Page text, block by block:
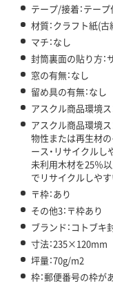
テープ/接着：テープ
材質：クラフト紙(
マチ：なし
封筒裏面の貼り方：
窓の有無：なし
留め具の有無：なし
アスクル商品環境ス
アスクル商品環境
物性または再生材
ース・リサイクル
未利用木材を25％
でリサイクルしや
〒枠：あり
その他3：〒枠あり
ブランド：コトブキ
寸法：235×120mm
坪量：70g/m2
枠：郵便番号の枠が